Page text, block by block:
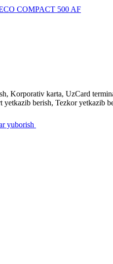
COMPACT 500 AF
Korporativ karta, UzCard
yetkazib berish, Tezkor yetkazib
yuborish